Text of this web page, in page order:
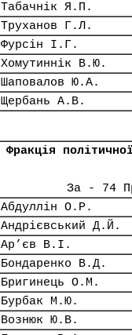
Табачнік Я.П.
Труханов Г.Л.
Фурсін І.Г.
Хомутиннік В.Ю.
Шаповалов Ю.А.
Щербань А.В.
Фракція
За - 74
Абдуллін О.Р.
Андрієвський Д.Й.
Ар’єв В.І.
Бондаренко В.Д.
Бригинець О.М.
Бурбак М.Ю.
Вознюк Ю.В.